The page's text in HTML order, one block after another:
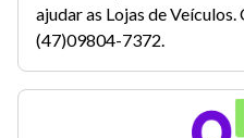
ajudar as Lojas de
(47)09804-7372.